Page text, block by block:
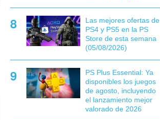
Las mejores ofertas de
PS4 y PS5 en la PS
Store de esta semana
(05/08/2026)
PS Plus Essential: Ya
disponibles los juegos
de agosto, incluyendo
el lanzamiento mejor
valorado de 2026